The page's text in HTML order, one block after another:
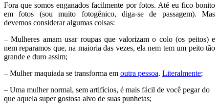
Fora que somos enganados facilmente por fotos. Até eu fico bonito
em fotos (sou muito fotogênico, diga-se de passagem). Mas
devemos considerar algumas coisas:
– Mulheres amam usar roupas que valorizam o colo (os peitos) e
nem reparamos que, na maioria das vezes, ela nem tem um peito tão
grande e duro assim;
– Mulher maquiada se transforma em outra pessoa. Literalmente;
– Uma mulher normal, sem artifícios, é mais fácil de você pegar do
que aquela super gostosa alvo de suas punhetas;